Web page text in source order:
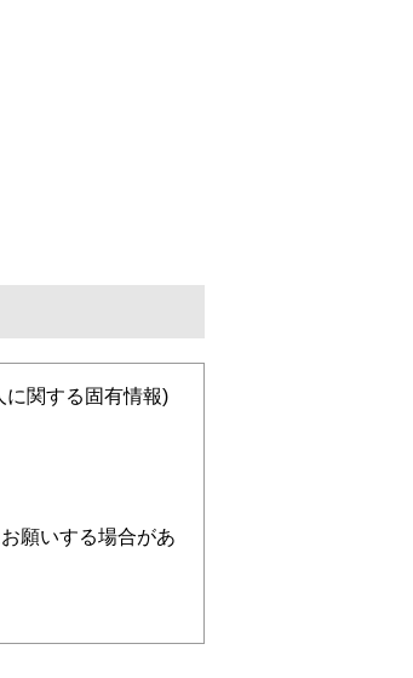
に関する固有情報)
願いする場合があ